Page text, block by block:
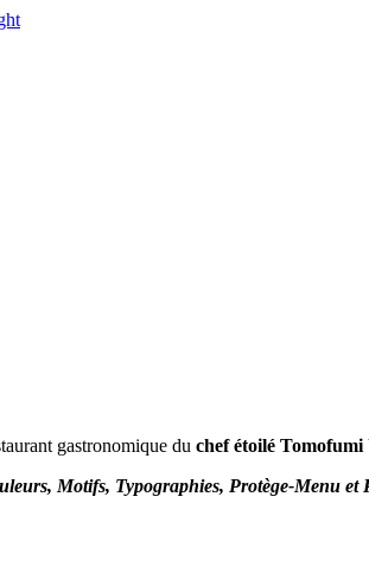
gastronomique du chef étoilé
Motifs, Typographies, Protège-Menu